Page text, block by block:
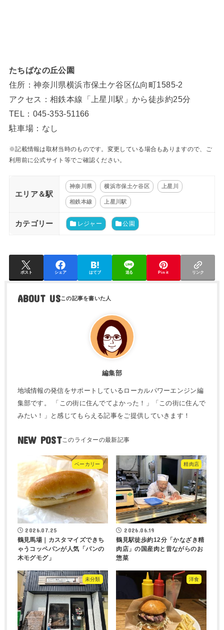
たちばなの丘公園
住所：神奈川県横浜市保土ケ谷区仏向町1585-2
アクセス：相鉄本線「上星川駅」から徒歩約25分
TEL：045-353-51166
駐車場：なし
※記載情報は取材当時のものです。変更している場合もありますので、ご
利用前に公式サイト等でご確認ください。
エリア＆駅
神奈川県 横浜市保土ケ谷区 上星川
相鉄本線 上星川駅
カテゴリー レジャー 公園
ポスト シェア はてブ 送る Pin it リンク
ABOUT US
編集部
地域情報の発信をサポートしているローカルパワーエンジン編
集部です。 「この街に住んでてよかった！」「この街に住んで
みたい！」と感じてもらえる記事をご提供していきます！
NEW POST
ベーカリー
2026.07.25
鶴見馬場｜カスタマイズできち
ゃうコッペパンが人気「パンの
木モグモグ」
精肉店
2026.06.19
鶴見駅徒歩約12分「かなざき精
肉店」の国産肉と昔ながらのお
惣菜
未分類 洋食